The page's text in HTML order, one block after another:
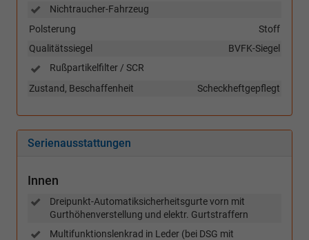
Nichtraucher-Fahrzeug
Stoff
Polsterung
BVFK-Siegel
Qualitätssiegel
Rußpartikelfilter / SCR
Scheckheftgepflegt
Zustand, Beschaffenheit
Serienausstattungen
Innen
Dreipunkt-Automatiksicherheitsgurte vorn mit
Gurthöhenverstellung und elektr. Gurtstraffern
Multifunktionslenkrad in Leder (bei DSG mit